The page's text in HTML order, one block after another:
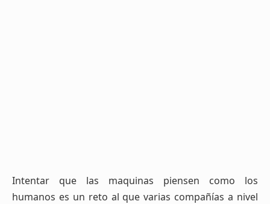
Intentar que las maquinas piensen como los
humanos es un reto al que varias compañías a nivel